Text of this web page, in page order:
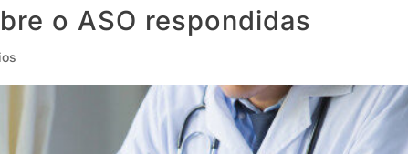
o ASO respondidas